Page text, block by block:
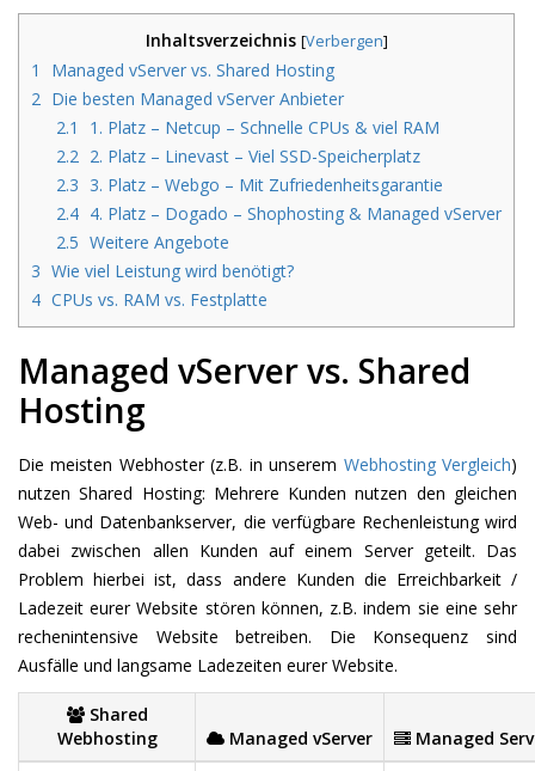
Inhaltsverzeichnis [Verbergen]
1
Managed vServer vs. Shared Hosting
2 Die besten Managed vServer Anbieter
2.1
1. Platz – Netcup – Schnelle CPUs & viel RAM
2.2 2. Platz – Linevast – Viel SSD-Speicherplatz
2.3 3. Platz – Webgo – Mit Zufriedenheitsgarantie
2.4 4. Platz – Dogado – Shophosting & Managed vServer
2.5 Weitere Angebote
3 Wie viel Leistung wird benötigt?
4 CPUs vs. RAM vs. Festplatte
Managed vServer vs. Shared
Hosting
Die meisten Webhoster (z.B. in unserem Webhosting Vergleich)
nutzen Shared Hosting: Mehrere Kunden nutzen den gleichen
Web- und Datenbankserver, die verfügbare Rechenleistung wird
dabei zwischen allen Kunden auf einem Server geteilt. Das
Problem hierbei ist, dass andere Kunden die Erreichbarkeit /
Ladezeit eurer Website stören können, z.B. indem sie eine sehr
rechenintensive Website betreiben. Die Konsequenz sind
Ausfälle und langsame Ladezeiten eurer Website.
Shared
Webhosting
Managed vServer
Managed